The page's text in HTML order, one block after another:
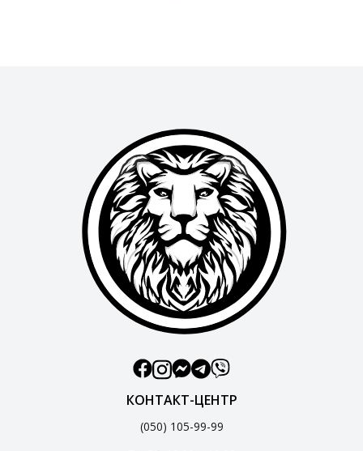
КОНТАКТ-ЦЕНТР
(050) 105-99-99